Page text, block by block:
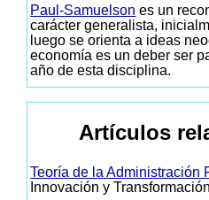
Paul-Samuelson es un
carácter generalista,
luego se orienta a ideas
economía es un deber ser
año de esta disciplina.
Artículos
Teoría de la Administración
Innovación y Transformación